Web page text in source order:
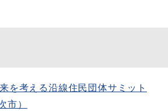
を考える沿線住民団体サミット
）